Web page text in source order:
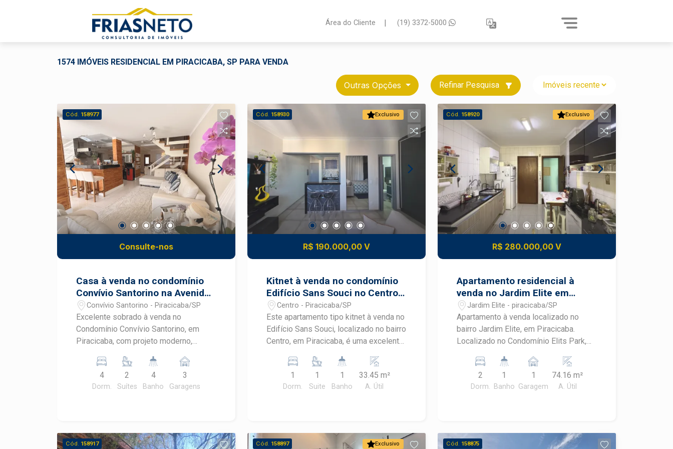
Área do Cliente | (19) 3372-5000
1574 IMÓVEIS RESIDENCIAL EM PIRACICABA, SP PARA VENDA
Outras Opções Refinar Pesquisa
Cód. 158977
Consulte-nos
Casa à venda no condomínio
Convívio Santorino na Avenida
Dois Córregos em Piracicaba
Convívio Santorino - Piracicaba/SP
Excelente sobrado à venda no
Condomínio Convívio Santorino, em
Piracicaba, com projeto moderno,
distribuição dos espaços. Localizado
em uma das regiões de maior
crescimento da cidade, o imóvel reúne
segurança, praticidade e qualidade de
4
Dorm.
2
Suítes
4
Banho
3
Garagens
Exclusivo
Cód. 158930
R$ 190.000,00 V
Kitnet à venda no condomínio
Edifício Sans Souci no Centro
de Piracicaba
Centro - Piracicaba/SP
Este apartamento tipo kitnet à venda no
Edifício Sans Souci, localizado no bairro
Centro, em Piracicaba, é uma excelente
conforto e uma localização estratégica.
Com ambientes atualizados, móveis
planejados e ótimo aproveitamento dos
CARACTERÍSTICAS DO IMÓVEL - Área
1
Dorm.
1
Suite
1
Banho
33.45 m²
A. Útil
Exclusivo
Cód. 158920
R$ 280.000,00 V
Apartamento residencial à
venda no Jardim Elite em
Piracicaba
Jardim Elite - piracicaba/SP
Apartamento à venda localizado no
bairro Jardim Elite, em Piracicaba.
Localizado no Condomínio Elits Park,
distribuídos, conforto e praticidade em
uma das regiões mais valorizadas de
Piracicaba, com fácil acesso a uma
ambientes - Cozinha funcional - 1
2
Dorm.
1
Banho
1
Garagem
74.16 m²
A. Útil
Cód. 158917 Exclusivo
Cód. 158897 Cód. 158875